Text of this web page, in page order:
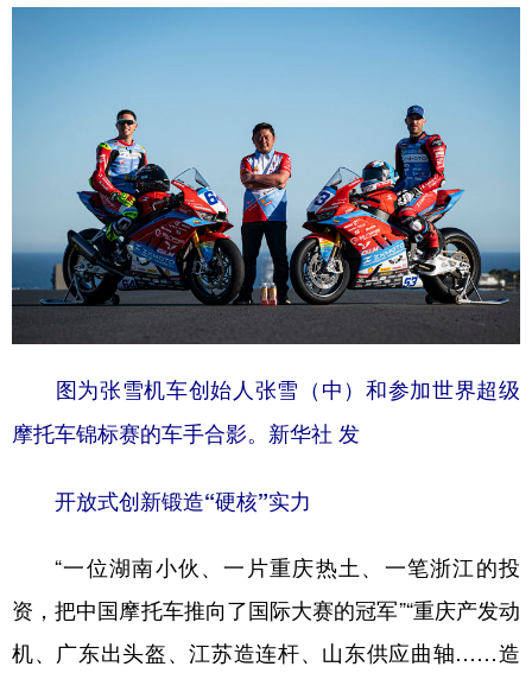
图为张雪机车创始人张雪（中）和参加世界超级
摩托车锦标赛的车手合影。新华社 发
开放式创新锻造“硬核”实力
“一位湖南小伙、一片重庆热土、一笔浙江的投
资，把中国摩托车推向了国际大赛的冠军”“重庆产发动
机、广东出头盔、江苏造连杆、山东供应曲轴……造